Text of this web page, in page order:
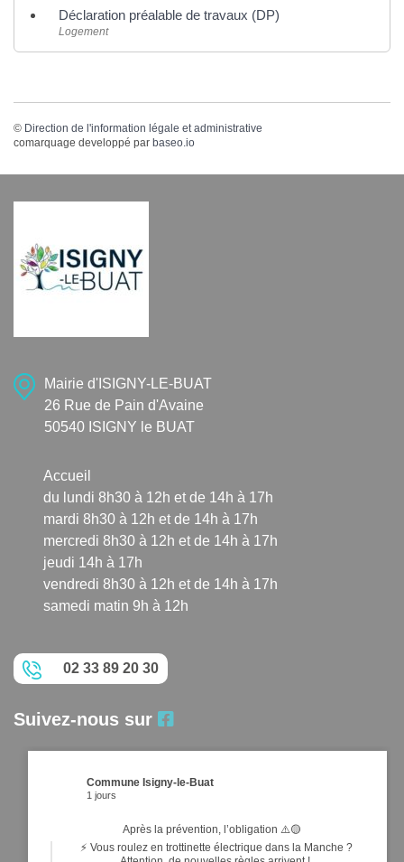
Déclaration préalable de travaux (DP)
Logement
© Direction de l'information légale et administrative
comarquage developpé par baseo.io
Mairie d'ISIGNY-LE-BUAT
26 Rue de Pain d'Avaine
50540 ISIGNY le BUAT
Accueil
du lundi 8h30 à 12h et de 14h à 17h
mardi 8h30 à 12h et de 14h à 17h
mercredi 8h30 à 12h et de 14h à 17h
jeudi 14h à 17h
vendredi 8h30 à 12h et de 14h à 17h
samedi matin 9h à 12h
02 33 89 20 30
Suivez-nous sur
Commune Isigny-le-Buat
1 jours
Après la prévention, l’obligation ⚠️🟡
⚡ Vous roulez en trottinette électrique dans la Manche ?